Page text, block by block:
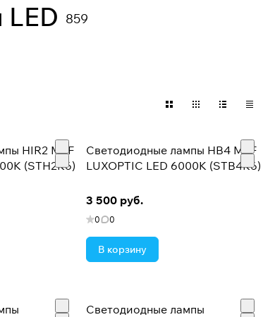
859
HIR2 MTF
(STH2K6)
Светодиодные лампы HB4 MTF
LUXOPTIC LED 6000K (STB4K6)
3 500 руб.
0 0
В корзину
Светодиодные лампы